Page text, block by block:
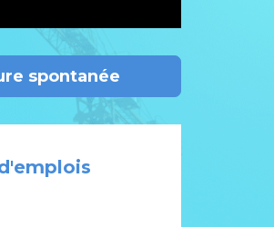
spontanée